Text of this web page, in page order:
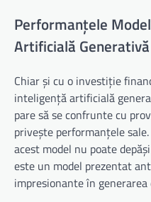
Performanțele
Artificială
Chiar și cu o investiție
inteligență artificială
pare să se confrunte cu
privește performanțele
acest model nu poate
este un model prezentat
impresionante în